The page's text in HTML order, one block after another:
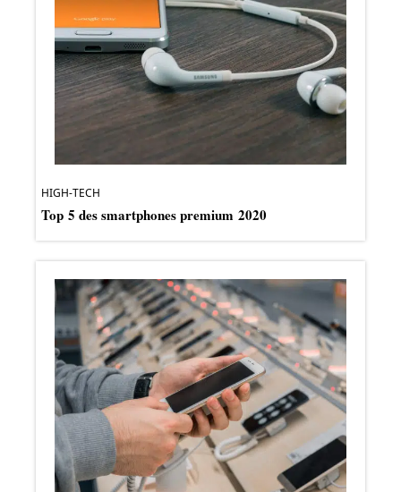
HIGH-TECH
Top 5 des smartphones premium 2020